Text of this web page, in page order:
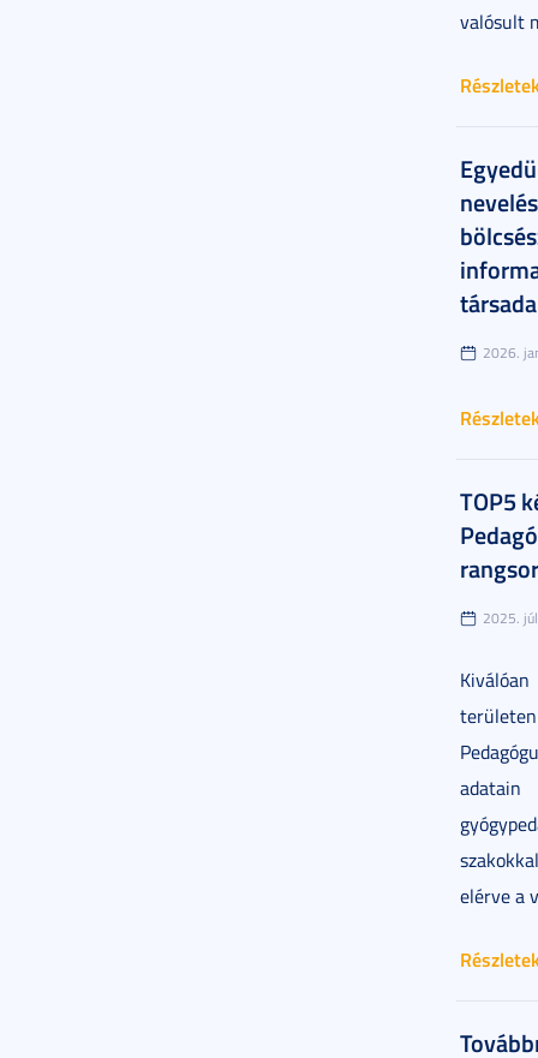
valósult
2026.
TOP5
2025.
elérve a